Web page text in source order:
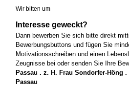
Wir bitten um
Interesse geweckt?
Dann bewerben Sie sich bitte direkt
Bewerbungsbuttons und fügen Sie
Motivationsschreiben und einen
Zeugnisse bei oder senden Sie Ihre
Passau . z. H. Frau Sondorfer-Höng .
Passau